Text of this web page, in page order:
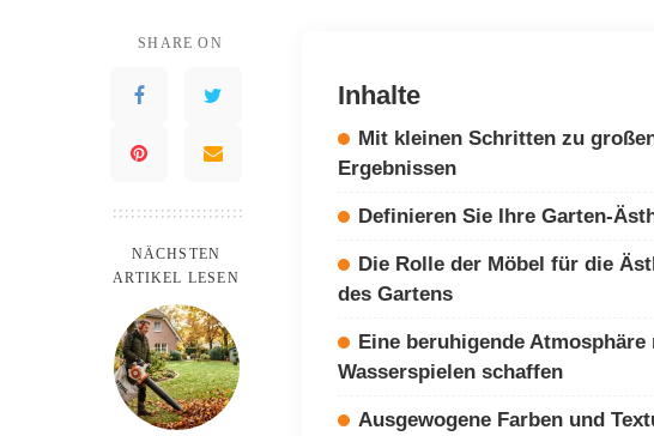
SHARE ON
NÄCHSTEN
ARTIKEL LESEN
Inhalte
Mit kleinen Schritten zu
Ergebnissen
Definieren Sie Ihre Garten-
Die Rolle der Möbel für die
des Gartens
Eine beruhigende Atmosphäre
Wasserspielen schaffen
Ausgewogene Farben und